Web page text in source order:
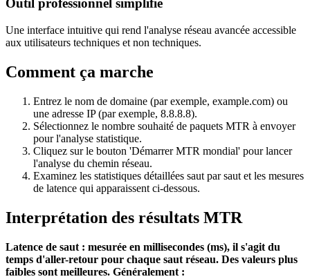
Outil professionnel simplifié
Une interface intuitive qui rend l'analyse réseau avancée accessible
aux utilisateurs techniques et non techniques.
Comment ça marche
Entrez le nom de domaine (par exemple, example.com) ou
une adresse IP (par exemple, 8.8.8.8).
Sélectionnez le nombre souhaité de paquets MTR à envoyer
pour l'analyse statistique.
Cliquez sur le bouton 'Démarrer MTR mondial' pour lancer
l'analyse du chemin réseau.
Examinez les statistiques détaillées saut par saut et les mesures
de latence qui apparaissent ci-dessous.
Interprétation des résultats MTR
Latence de saut : mesurée en millisecondes (ms), il s'agit du
temps d'aller-retour pour chaque saut réseau. Des valeurs plus
faibles sont meilleures. Généralement :